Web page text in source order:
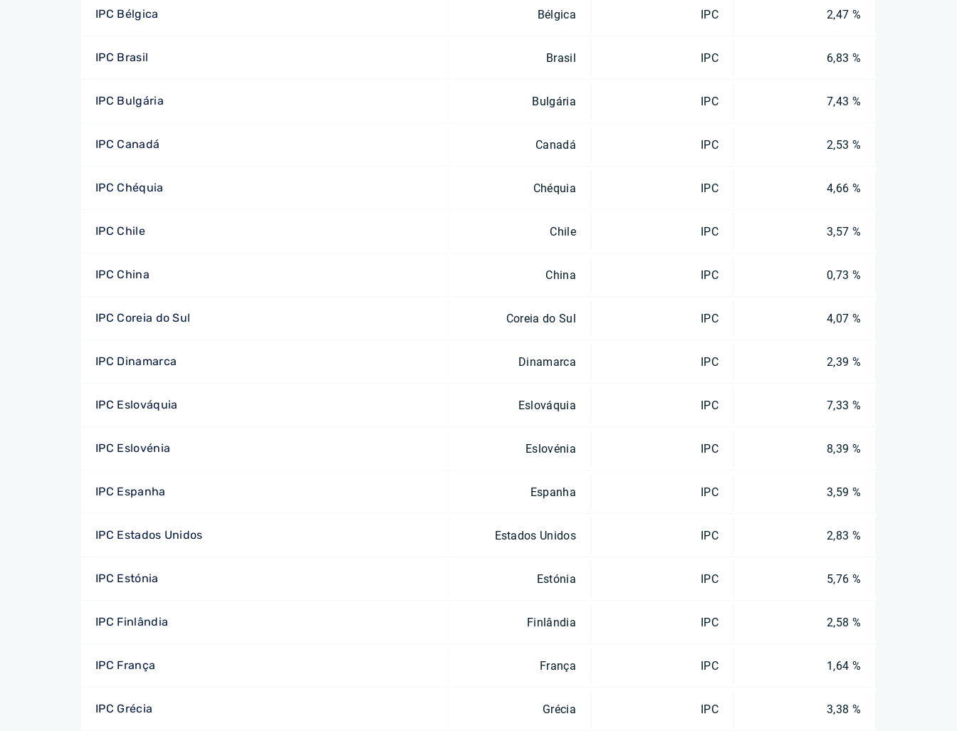
IPC Bélgica Bélgica IPC 2,47 %
IPC Brasil Brasil IPC 6,83 %
IPC Bulgária Bulgária IPC 7,43 %
IPC Canadá Canadá IPC 2,53 %
IPC Chéquia Chéquia IPC 4,66 %
IPC Chile Chile IPC 3,57 %
IPC China China IPC 0,73 %
IPC Coreia do Sul Coreia do Sul IPC 4,07 %
IPC Dinamarca Dinamarca IPC 2,39 %
IPC Eslováquia Eslováquia IPC 7,33 %
IPC Eslovénia Eslovénia IPC 8,39 %
IPC Espanha Espanha IPC 3,59 %
IPC Estados Unidos Estados Unidos IPC 2,83 %
IPC Estónia Estónia IPC 5,76 %
IPC Finlândia Finlândia IPC 2,58 %
IPC França França IPC 1,64 %
IPC Grécia Grécia IPC 3,38 %